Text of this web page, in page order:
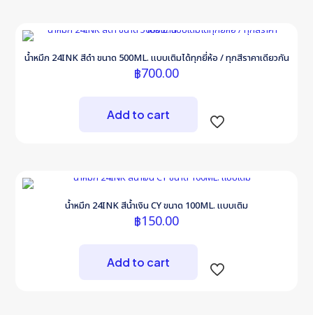
น้ำหมึก 24INK สีดำ ขนาด 500ML. แบบเติมได้ทุกยี่ห้อ / ทุกสีราคาเดียวกัน
฿700.00
Add to cart
น้ำหมึก 24INK สีน้ำเงิน CY ขนาด 100ML. แบบเติม
฿150.00
Add to cart